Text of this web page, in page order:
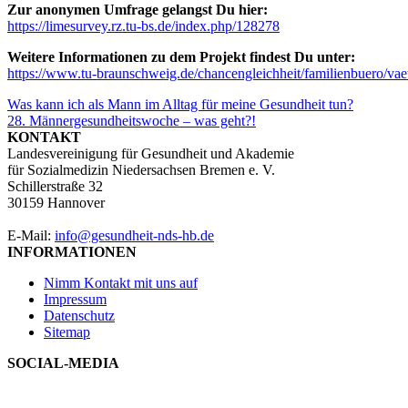
Zur anonymen Umfrage gelangst Du hier:
https://limesurvey.rz.tu-bs.de/index.php/128278
Weitere Informationen zu dem Projekt findest Du unter:
https://www.tu-braunschweig.de/chancengleichheit/familienbuero/
Beitragsnavigation
Was kann ich als Mann im Alltag für meine Gesundheit tun?
28. Männergesundheitswoche – was geht?!
KONTAKT
Landesvereinigung für Gesundheit und Akademie
für Sozialmedizin Niedersachsen Bremen e. V.
Schillerstraße 32
30159 Hannover
E-Mail: info@gesundheit-nds-hb.de
INFORMATIONEN
Nimm Kontakt mit uns auf
Impressum
Datenschutz
Sitemap
SOCIAL-MEDIA